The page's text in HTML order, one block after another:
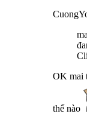
OK mai
thế nào